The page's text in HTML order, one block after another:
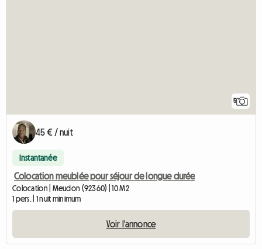
5
45 € / nuit
Instantanée
Colocation meublée pour séjour de longue durée
Colocation | Meudon (92360) | 10 M2
1 pers. | 1 nuit minimum
Voir l'annonce